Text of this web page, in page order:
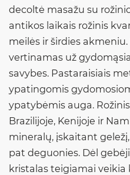
decoltė masažu su
antikos laikais rožinis
meilės ir širdies
vertinamas už
savybes. Pastaraisiais
ypatingomis
ypatybėmis auga.
Brazilijoje, Kenijoje ir
mineralų, įskaitant
pat deguonies. Dėl
kristalas teigiamai veikia